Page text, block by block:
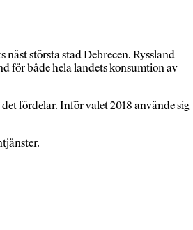
största stad Debrecen. Ryssland
för både hela landets konsumtion av
fördelar. Inför valet 2018 använde sig